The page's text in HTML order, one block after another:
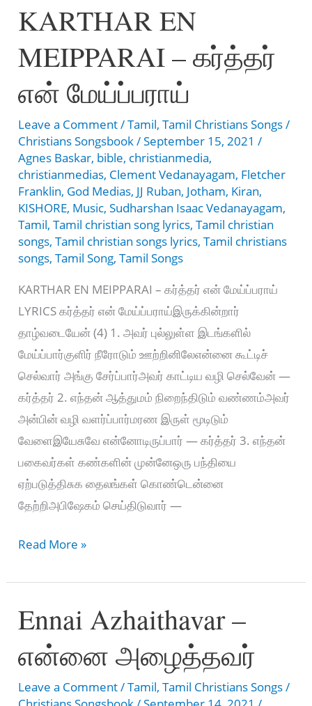
ஆறுதல்
–
Um
ondrae
Aaruthal
KARTHAR EN
MEIPPARAI – கர்த்தர்
என் மேய்ப்பராய்
Leave a Comment/Tamil,Tamil Christians Songs/
Christians Songsbook/September 15, 2021/
Agnes Baskar, bible, christianmedia,
christianmedias, Clement Vedanayagam, Fletcher
Franklin, God Medias, JJ Ruban, Jotham, Kiran,
KISHORE, Music,Sudharshan Isaac Vedanayagam,
Tamil,Tamil christian song lyrics,Tamil christian
songs,Tamil christian songs lyrics,Tamil christians
songs,Tamil Song,Tamil Songs
KARTHAR EN MEIPPARAI – கர்த்தர் என் மேய்ப்பராய்
LYRICS கர்த்தர் என் மேய்ப்பராய்இருக்கின்றார்
தாழ்வடையேன் (4) 1. அவர் புல்லுள்ள இடங்களில்
மேய்ப்பார்குளிர் நீரோடும் ஊற்றினிலேஎன்னை கூட்டிச்
செல்வார் அங்கு சேர்ப்பார்அவர் காட்டிய வழி செல்வேன் —
கர்த்தர் 2. எந்தன் ஆத்துமம் நிறைந்திடும் வண்ணம்அவர்
அன்பின் வழி வளர்ப்பார்மரண இருள் மூடிடும்
வேளைஇயேசுவே என்னோடிருப்பார் — கர்த்தர் 3. எந்தன்
பகைவர்கள் கண்களின் முன்னேஒரு பந்தியை
ஏற்படுத்திசுக தைலங்கள் கொண்டென்னை
தேற்றிஅபிஷேகம் செய்திடுவார் —
KARTHAR
MEIPPARAI
–
கர்த்தர்
என்
Read More »
Ennai Azhaithavar –
என்னை அழைத்தவர்
Leave a Comment/Tamil,Tamil Christians Songs/